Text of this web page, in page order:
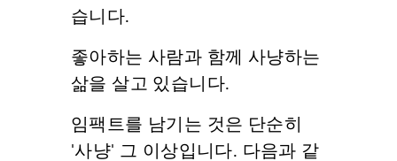
습니다.
좋아하는 사람과 함께 사냥하는
삶을 살고 있습니다.
임팩트를 남기는 것은 단순히
'사냥' 그 이상입니다. 다음과 같